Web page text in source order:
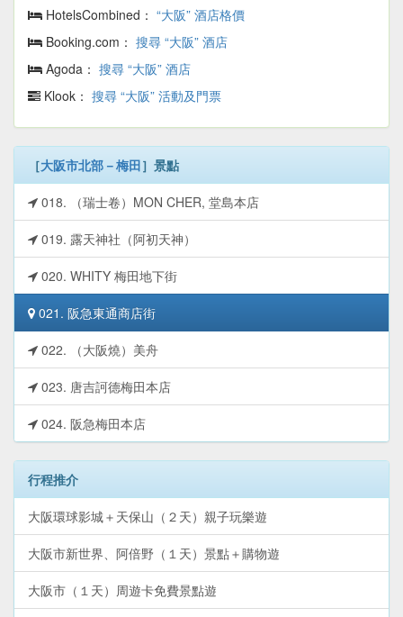
HotelsCombined： “大阪” 酒店格價
Booking.com： 搜尋 “大阪” 酒店
Agoda： 搜尋 “大阪” 酒店
Klook： 搜尋 “大阪” 活動及門票
［大阪市北部－梅田］景點
018. （瑞士卷）MON CHER, 堂島本店
019. 露天神社（阿初天神）
020. WHITY 梅田地下街
021. 阪急東通商店街
022. （大阪燒）美舟
023. 唐吉訶德梅田本店
024. 阪急梅田本店
行程推介
大阪環球影城＋天保山（２天）親子玩樂遊
大阪市新世界、阿倍野（１天）景點＋購物遊
大阪市（１天）周遊卡免費景點遊